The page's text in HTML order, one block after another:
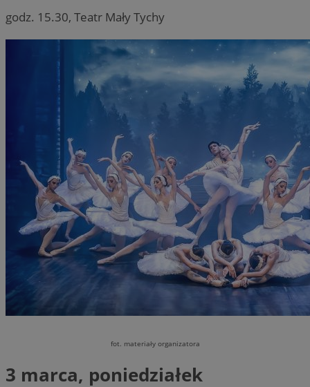
godz. 15.30, Teatr Mały Tychy
fot. materiały organizatora
3 marca, poniedziałek